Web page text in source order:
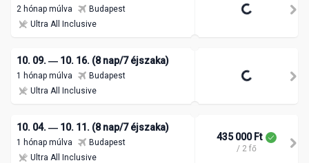
2 hónap múlva
Budapest
Ultra All Inclusive
10. 09. ― 10. 16. (8 nap/7 éjszaka)
1 hónap múlva
Budapest
Ultra All Inclusive
10. 04. ― 10. 11. (8 nap/7 éjszaka)
1 hónap múlva
Budapest
Ultra All Inclusive
435 000 Ft
/ 2 fő